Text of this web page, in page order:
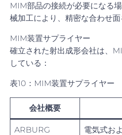
MIM部品の接続が必要になる
械加工により、精密な合わせ面
MIM装置サプライヤー
確立された射出成形会社は、
している：
表10：MIM装置サプライヤー
会社概要
ARBURG 電気式お